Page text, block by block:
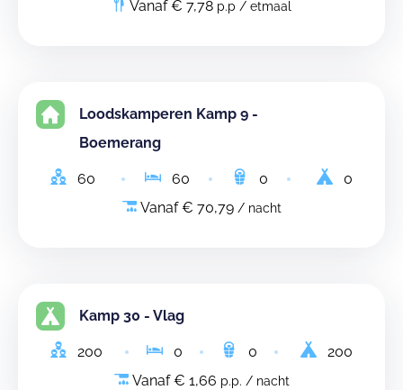
Vanaf € 7,78 p.p / etmaal
Loodskamperen Kamp 9 -
Boemerang
60 60 0
0
Vanaf € 70,79 / nacht
Kamp 30 - Vlag
200 0 0
200
Vanaf € 1,66 p.p. / nacht